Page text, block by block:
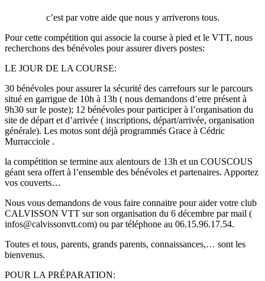
c’est par votre aide que nous y arriverons tous.
Pour cette compétition qui associe la course à pied et le VTT, nous
recherchons des bénévoles pour assurer divers postes:
LE JOUR DE LA COURSE:
30 bénévoles pour assurer la sécurité des carrefours sur le parcours
situé en garrigue de 10h à 13h ( nous demandons d’etre présent à
9h30 sur le poste); 12 bénévoles pour participer à l’organisation du
site de départ et d’arrivée ( inscriptions, départ/arrivée, organisation
générale). Les motos sont déjà programmés Grace à Cédric
Murracciole .
la compétition se termine aux alentours de 13h et un COUSCOUS
géant sera offert à l’ensemble des bénévoles et partenaires. Apportez
vos couverts…
Nous vous demandons de vous faire connaitre pour aider votre club
CALVISSON VTT sur son organisation du 6 décembre par mail (
infos@calvissonvtt.com) ou par téléphone au 06.15.96.17.54.
Toutes et tous, parents, grands parents, connaissances,… sont les
bienvenus.
POUR LA PRÉPARATION: